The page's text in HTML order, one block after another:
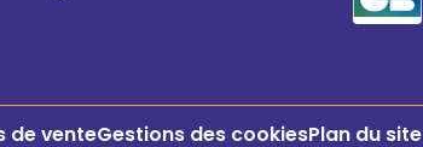
de venteGestions des cookiesPlan du site